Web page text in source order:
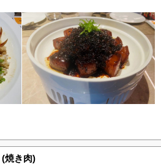
(焼き肉)